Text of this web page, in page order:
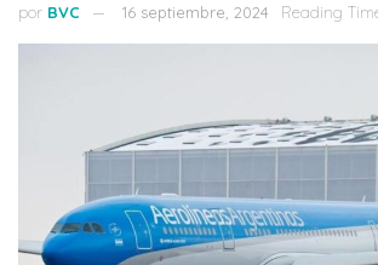
por BVC 16 septiembre, 2024 Reading